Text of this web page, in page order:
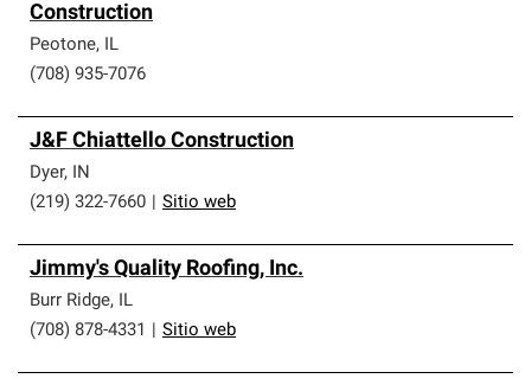
Construction
Peotone, IL
(708) 935-7076
J&F Chiattello Construction
Dyer, IN
(219) 322-7660
Sitio web
Jimmy's Quality Roofing, Inc.
Burr Ridge, IL
(708) 878-4331
Sitio web